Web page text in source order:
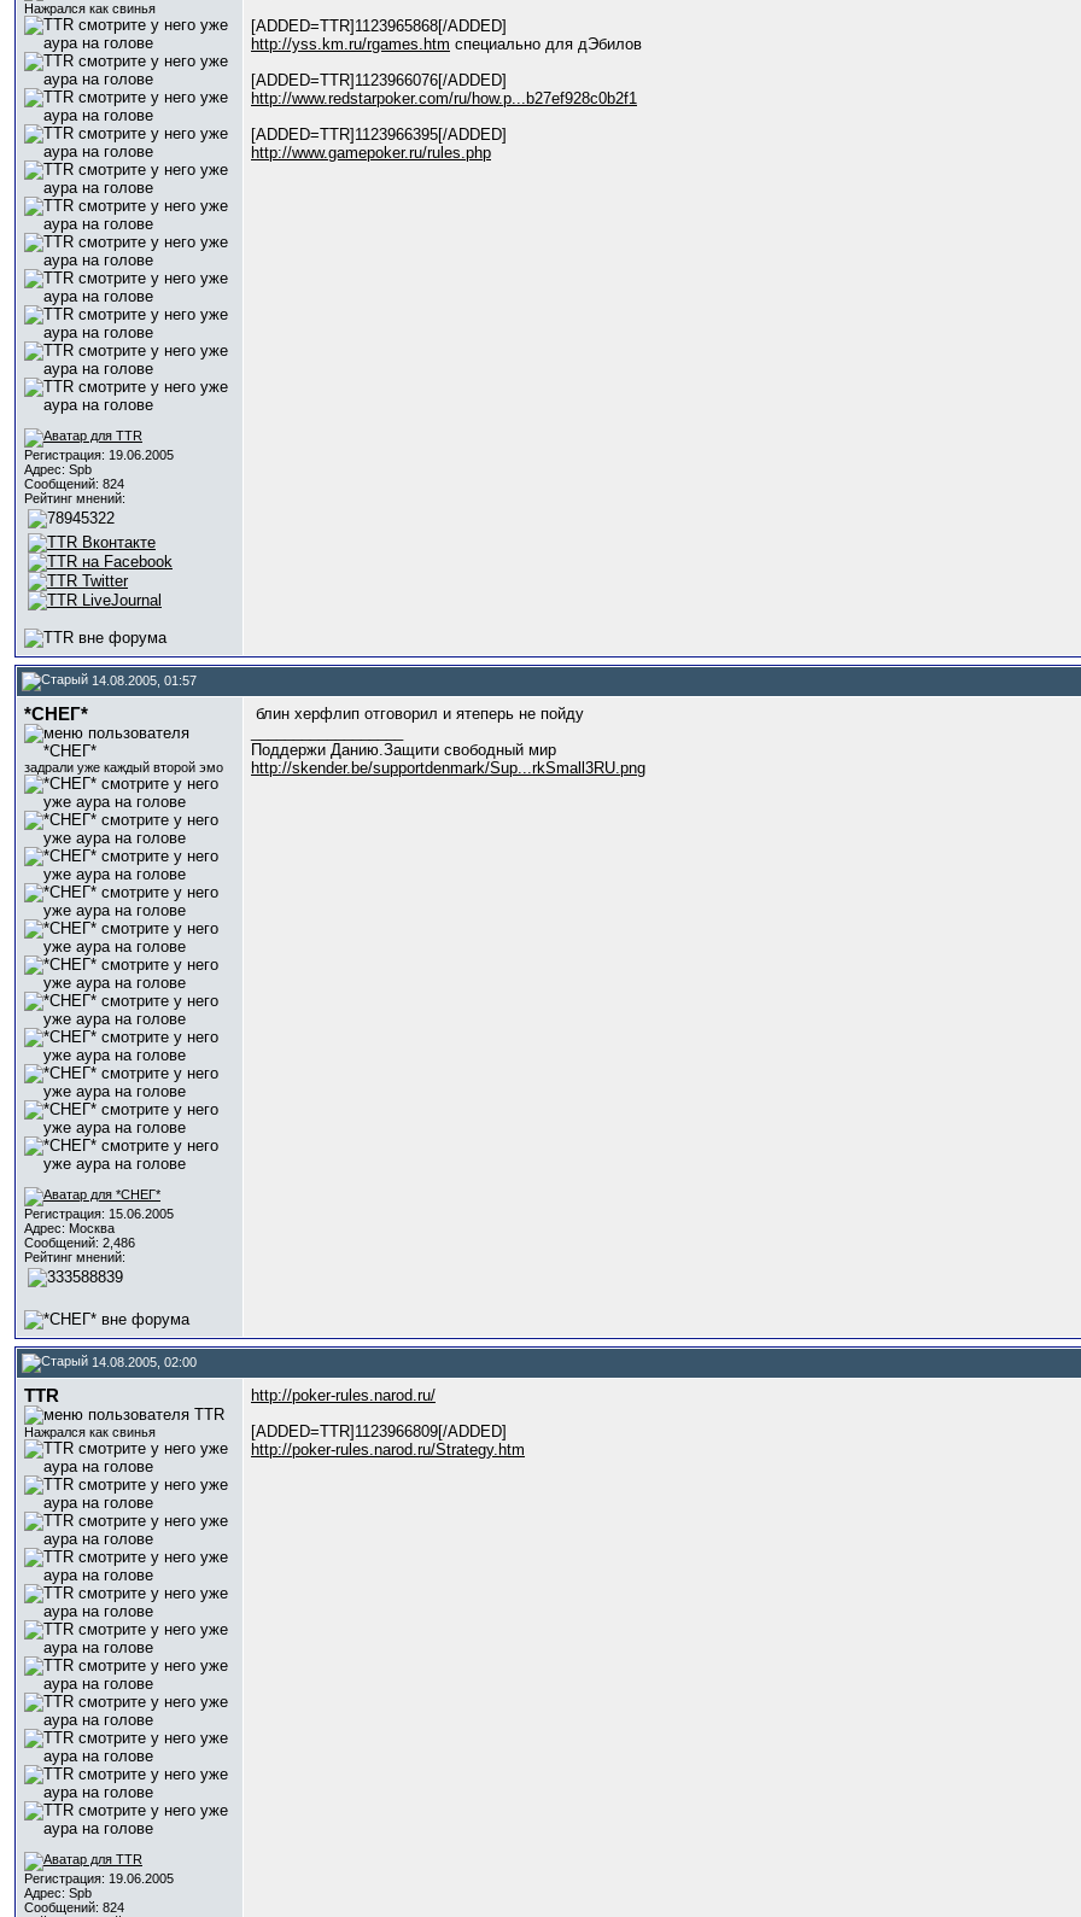
Нажрался как свинья
Регистрация: 19.06.2005
Адрес: Spb
Сообщений: 824
Рейтинг мнений:
[ADDED=TTR]1123965868[/ADDED]
http://yss.km.ru/rgames.htm специально для дЭбилов
[ADDED=TTR]1123966076[/ADDED]
http://www.redstarpoker.com/ru/how.p...b27ef928c0b2f1
[ADDED=TTR]1123966395[/ADDED]
http://www.gamepoker.ru/rules.php
14.08.2005, 01:57
*СНЕГ*
задрали уже каждый второй эмо
Регистрация: 15.06.2005
Адрес: Москва
Сообщений: 2,486
Рейтинг мнений:
блин херфлип отговорил и ятеперь не пойду
Поддержи Данию.Защити свободный мир
http://skender.be/supportdenmark/Sup...rkSmall3RU.png
14.08.2005, 02:00
TTR
Нажрался как свинья
Регистрация: 19.06.2005
Адрес: Spb
Сообщений: 824
http://poker-rules.narod.ru/
[ADDED=TTR]1123966809[/ADDED]
http://poker-rules.narod.ru/Strategy.htm